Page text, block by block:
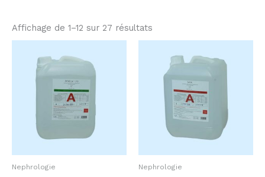
Affichage de 1–12 sur 27 résultats
Nephrologie Nephrologie